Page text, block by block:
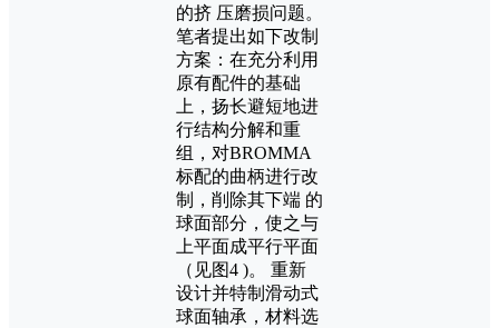
的挤 压磨损问题。
笔者提出如下改制
方案：在充分利用
原有配件的基础
上，扬长避短地进
行结构分解和重
组，对BROMMA
标配的曲柄进行改
制，削除其下端 的
球面部分，使之与
上平面成平行平面
（见图4 )。 重新
设计并特制滑动式
球面轴承，材料选